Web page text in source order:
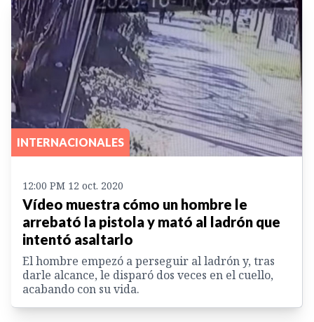
INTERNACIONALES
12:00 PM 12 oct. 2020
Vídeo muestra cómo un hombre le
arrebató la pistola y mató al ladrón que
intentó asaltarlo
El hombre empezó a perseguir al ladrón y, tras
darle alcance, le disparó dos veces en el cuello,
acabando con su vida.